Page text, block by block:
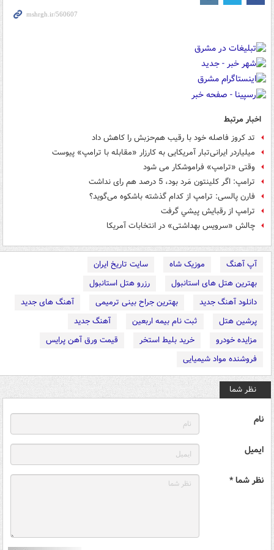
اخبار مرتبط
تد كروز فاصله خود با رقيب هم‌حزبش را كاهش داد
میلیاردر ایرانی‌تبار آمریکایی به کارزار «مقابله با ترامپ» پیوست
وقتی «ترامپ» فراموشکار می شود
ترامپ: اگر کلینتون مَرد بود، ‌5 درصد هم رای نداشت
فارن پالسی: ترامپ از کدام گذشته باشکوه می‌گوید؟
ترامپ از رقبايش پيشي گرفت
چالش «سرویس بهداشتی» در انتخابات آمریکا
آپ آهنگ موزیک شاه
سایت تاریخ ایران
بهترین هتل های استانبول
رزرو هتل استانبول
دانلود آهنگ جدید
بهترین جراح بینی ترمیمی
آهنگ های جدید
پرشین هتل
ثبت نام بیمه اربعین
آهنگ جدید
مزایده خودرو
خرید بلیط استخر
قیمت ورق آهن پرایس
فروشنده مواد شیمیایی
نظر شما
نام
ایمیل
نظر شما *